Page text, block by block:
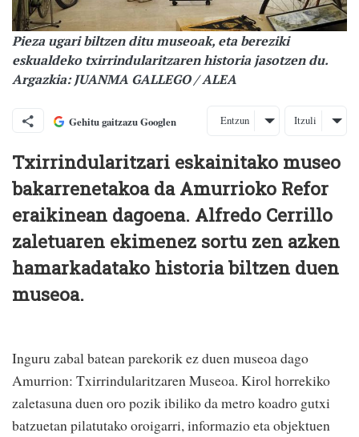
Pieza ugari biltzen ditu museoak, eta bereziki
eskualdeko txirrindularitzaren historia jasotzen du.
Argazkia: JUANMA GALLEGO / ALEA
Gehitu gaitzazu Googlen Entzun Itzuli
Txirrindularitzari eskainitako museo
bakarrenetakoa da Amurrioko Refor
eraikinean dagoena. Alfredo Cerrillo
zaletuaren ekimenez sortu zen azken
hamarkadatako historia biltzen duen
museoa.
Inguru zabal batean parekorik ez duen museoa dago
Amurrion: Txirrindularitzaren Museoa. Kirol horrekiko
zaletasuna duen oro pozik ibiliko da metro koadro gutxi
batzuetan pilatutako oroigarri, informazio eta objektuen